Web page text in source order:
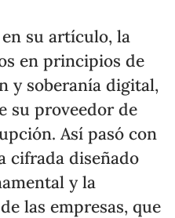
su artículo, la
en principios de
y soberanía digital,
su proveedor de
Así pasó con
cifrada diseñado
y la
las empresas, que